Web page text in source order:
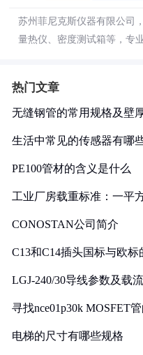
苏州菲尼克斯仪器有限公司
量热仪、密度测试箱等，专
热门文章
无缝钢管的常用规格及壁
生活中常见的传感器有哪
PE100管材的含义是什么
工业厂房载重标准：一平
CONOSTAN公司简介
C13和C14插头国标与欧
LGJ-240/30导线参数及载
寻找nce01p30k MOSFET
电梯的尺寸有哪些规格